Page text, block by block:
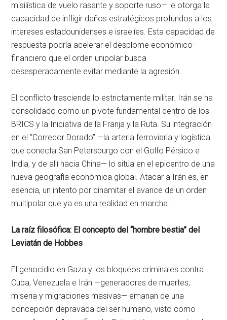
misilística de vuelo rasante y soporte ruso— le otorga la
capacidad de infligir daños estratégicos profundos a los
intereses estadounidenses e israelíes. Esta capacidad de
respuesta podría acelerar el desplome económico-
financiero que el orden unipolar busca
desesperadamente evitar mediante la agresión.
El conflicto trasciende lo estrictamente militar. Irán se ha
consolidado como un pivote fundamental dentro de los
BRICS y la Iniciativa de la Franja y la Ruta. Su integración
en el “Corredor Dorado” —la arteria ferroviaria y logística
que conecta San Petersburgo con el Golfo Pérsico e
India, y de allí hacia China— lo sitúa en el epicentro de una
nueva geografía económica global. Atacar a Irán es, en
esencia, un intento por dinamitar el avance de un orden
multipolar que ya es una realidad en marcha.
La raíz filosófica: El concepto del “hombre bestia” del
Leviatán de Hobbes
El genocidio en Gaza y los bloqueos criminales contra
Cuba, Venezuela e Irán —generadores de muertes,
miseria y migraciones masivas— emanan de una
concepción depravada del ser humano, visto como